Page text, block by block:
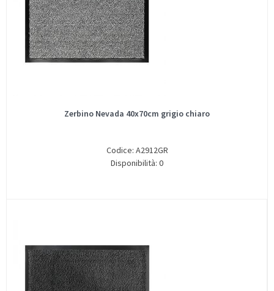
Zerbino Nevada 40x70cm grigio chiaro
Codice: A2912GR
Disponibilità: 0